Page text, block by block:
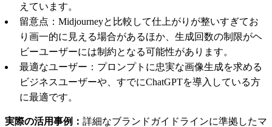
えています。
留意点：Midjourneyと比較して仕上がりが整いすぎてお
り画一的に見える場合があるほか、生成回数の制限がヘ
ビーユーザーには制約となる可能性があります。
最適なユーザー：プロンプトに忠実な画像生成を求める
ビジネスユーザーや、すでにChatGPTを導入している方
に最適です。
実際の活用事例： 詳細なブランドガイドラインに準拠したマ